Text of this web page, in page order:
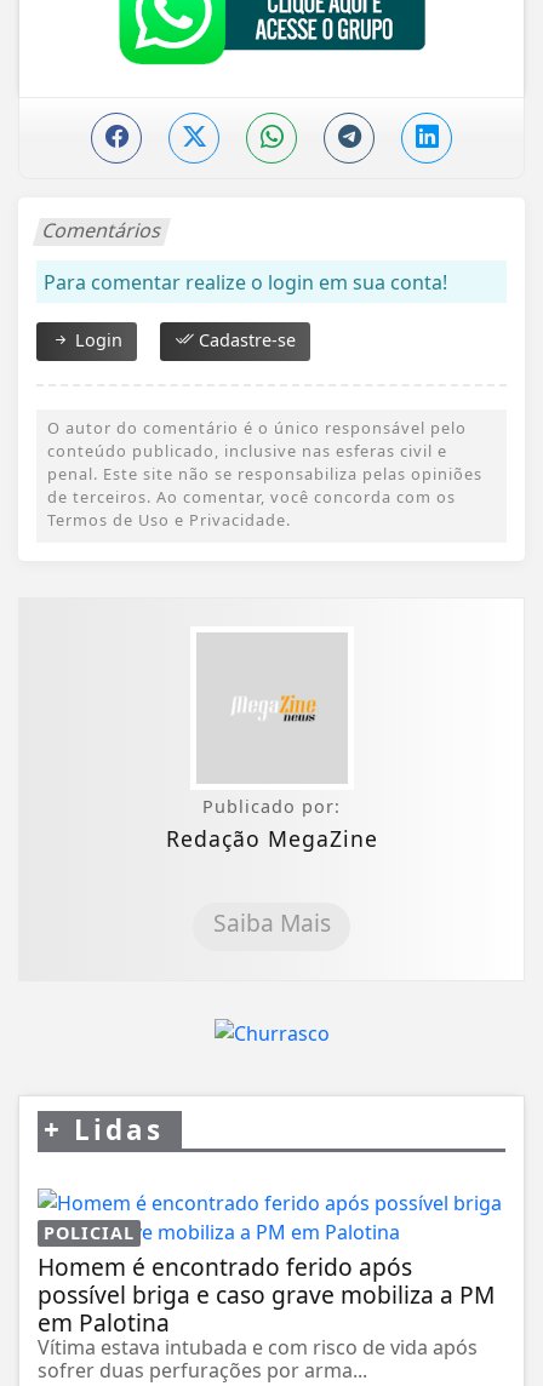
Comentários
Para comentar realize o login em sua conta!
Login Cadastre-se
O autor do comentário é o único responsável pelo
conteúdo publicado, inclusive nas esferas civil e
penal. Este site não se responsabiliza pelas opiniões
de terceiros. Ao comentar, você concorda com os
Termos de Uso e Privacidade.
Publicado por:
Redação MegaZine
Saiba Mais
+ Lidas
POLICIAL
Homem é encontrado ferido após
possível briga e caso grave mobiliza a PM
em Palotina
Vítima estava intubada e com risco de vida após
sofrer duas perfurações por arma...